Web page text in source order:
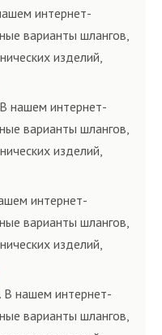
Ремонт
производится
интернет-
варианты шлангов,
изделий,
условиям
нашем интернет-
варианты шлангов,
изделий,
условиям
интернет-
варианты шлангов,
изделий,
условиям
В нашем интернет-
варианты шлангов,